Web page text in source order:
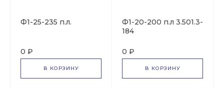
Ф1-25-235 п.л.
0 ₽
В КОРЗИНУ
Ф1-20-200 п.л 3.501.3-
184
0 ₽
В КОРЗИНУ